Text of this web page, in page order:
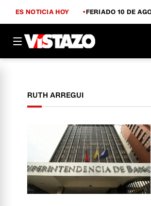
ES NOTICIA HOY FERIADO 10 DE
RUTH ARREGUI